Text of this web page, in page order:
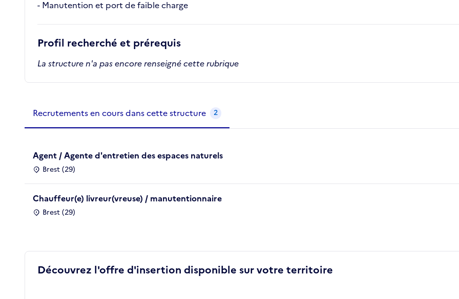
- Manutention et port de faible charge
Profil recherché et prérequis
La structure n'a pas encore renseigné cette rubrique
Recrutements de la structure
Recrutements en cours dans cette structure 2
Agent / Agente d'entretien des espaces naturels
Brest (29)
Chauffeur(e) livreur(vreuse) / manutentionnaire
Brest (29)
Découvrez l'offre d'insertion disponible sur votre territoire